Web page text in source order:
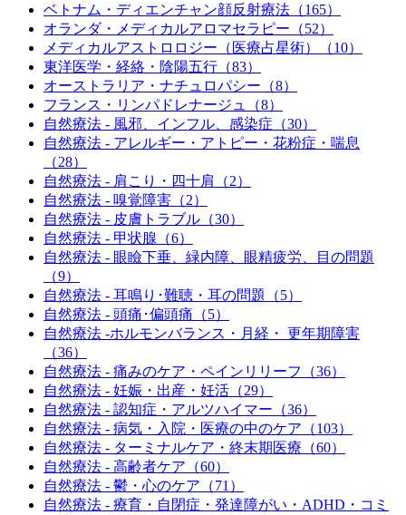
ベトナム・ディエンチャン顔反射療法（165）
オランダ・メディカルアロマセラピー（52）
メディカルアストロロジー（医療占星術）（10）
東洋医学・経絡・陰陽五行（83）
オーストラリア・ナチュロパシー（8）
フランス・リンパドレナージュ（8）
自然療法 - 風邪、インフル、感染症（30）
自然療法 - アレルギー・アトピー・花粉症・喘息
（28）
自然療法 - 肩こり・四十肩（2）
自然療法 - 嗅覚障害（2）
自然療法 - 皮膚トラブル（30）
自然療法 - 甲状腺（6）
自然療法 - 眼瞼下垂、緑内障、眼精疲労、目の問題
（9）
自然療法 - 耳鳴り･難聴・耳の問題（5）
自然療法 - 頭痛･偏頭痛（5）
自然療法 -ホルモンバランス・月経・ 更年期障害
（36）
自然療法 - 痛みのケア・ペインリリーフ（36）
自然療法 - 妊娠・出産・妊活（29）
自然療法 - 認知症・アルツハイマー（36）
自然療法 - 病気・入院・医療の中のケア（103）
自然療法 - ターミナルケア・終末期医療（60）
自然療法 - 高齢者ケア（60）
自然療法 - 鬱・心のケア（71）
自然療法 - 療育・自閉症・発達障がい・ADHD・コミ